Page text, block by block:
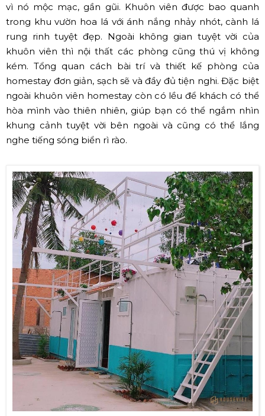
vì nó mộc mạc, gần gũi. Khuôn viên được bao quanh
trong khu vườn hoa lá với ánh nắng nhảy nhót, cành lá
rung rinh tuyệt đẹp. Ngoài không gian tuyệt vời của
khuôn viên thì nội thất các phòng cũng thú vị không
kém. Tổng quan cách bài trí và thiết kế phòng của
homestay đơn giản, sạch sẽ và đầy đủ tiện nghi. Đặc biệt
ngoài khuôn viên homestay còn có lều để khách có thể
hòa mình vào thiên nhiên, giúp bạn có thể ngắm nhìn
khung cảnh tuyệt vời bên ngoài và cũng có thể lắng
nghe tiếng sóng biển rì rào.